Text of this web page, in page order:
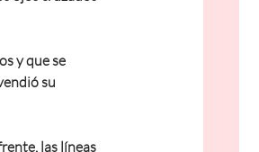
y que se
su
las líneas